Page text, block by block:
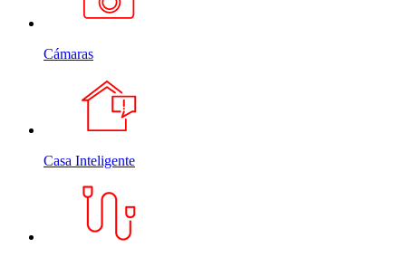
Cámaras
Casa Inteligente